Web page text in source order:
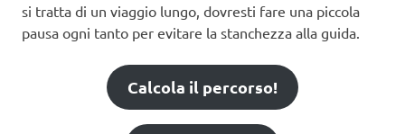
si tratta di un viaggio lungo, dovresti fare una piccola
pausa ogni tanto per evitare la stanchezza alla guida.
Calcola il percorso!